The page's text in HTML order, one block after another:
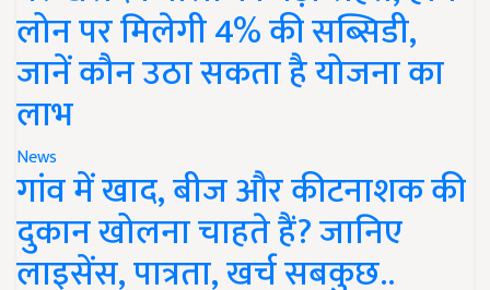
लोन पर मिलेगी 4% की सब्सिडी,
जानें कौन उठा सकता है योजना का
लाभ
News
गांव में खाद, बीज और कीटनाशक की
दुकान खोलना चाहते हैं? जानिए
लाइसेंस, पात्रता, खर्च सबकुछ..